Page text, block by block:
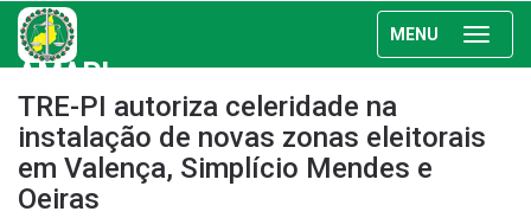
MENU
AMAPI
TRE-PI autoriza celeridade na
instalação de novas zonas eleitorais
em Valença, Simplício Mendes e
Oeiras